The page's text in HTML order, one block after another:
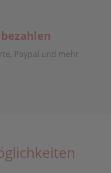
Paypal und mehr